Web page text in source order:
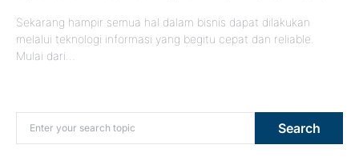
Sekarang hampir semua hal dalam bisnis dapat dilakukan
melalui teknologi informasi yang begitu cepat dan reliable.
Mulai dari…
Search for: Search